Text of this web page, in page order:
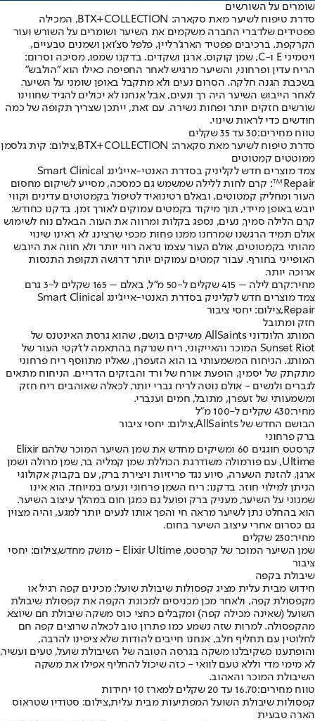
שומרים על השורשים
סדרת טיפוח לשיער מאת סקארה: BTX+COLLECTION, המכילה
פפטידים שלדברי החברה משקמים את השיער ושומרים על השורש ועור
הקרקפת. ברכיבים פפטיד הארג'רליין, פלפל סצ'ואן ושמנים טבעיים,
ויטמיני E ו-C, שמן קוקוס, ארגן ושקדים. בדקנו שמפו, מסיכה וסרום:
הריח עדין ופרחוני, והשיער מרגיש לאחר החפיפה כאילו הוא "הולבש"
בשכבת הגנה חלקה. הסרום נעים ולא מתקבל באופן שומני על השיער.
לאחר הייבוש השיער היה רך ונעים, אבל אנחנו לא יכולים להגיד שחווינו
שורשים חזקים יותר ופחות נשירה. עם זאת, ייתכן שצריך תקופה של כמה
חודשים כדי לראות שינוי.
טווח מחירים:30 עד 35 שקלים
סדרת טיפוח לשיער מאת סקארה: BTX+COLLECTION,צילום: קית גלסמן
ממוטטים קמטוטים
צמד מוצרים חדש לקליניק בסדרת האנטי-אייג'ינג Smart Clinical
Repair™: קרם לחות ללילה שמשמש גם כמסכה, מסייע לשיקום מחסום
העור ומחליק קמטוטים, ובאלם רטינואיד לטיפול בקמטוטים עדינים וקווי
יובש באופן מיידי, תוך מיקוד בקמטים עמוקים לאורך זמן. בדקנו כחודש:
קרם הלילה סמיך, נעים, נספג בקלות ומרווה את העור. הבאלם נוח לשימוש
אולם תמיד הרגשנו שמרחנו ממנו פחות מכפי שרצינו. לא ראינו שינוי
מהותי בקמטוטים, אולם העור עצמו נראה רווי יותר ולא חווה את היובש
האופייני בחורף. עבור קמטים עמוקים יותר דרושה תקופת התנסות
ארוכה יותר.
מחיר:קרם לילה – 415 שקלים ל-50 מ"ל, באלם – 165 שקלים ל-3 גרם
צמד מוצרים חדש לקליניק בסדרת האנטי-אייג'ינג Smart Clinical
Repair,צילום: יחסי ציבור
חזק ומתובל
המותג הלונדוני AllSaints משיקים בושם, שהוא גרסת האינטנס של
Sunset Riot המוכר והאייקוני, ריח שנרקח בהתאמה לז'קטי העור של
המותג. הניחוח המשמעותי בו הוא הזעפרן, שאליו מתווסף ריח פרחוני
מתקתק של יסמין, הופעת אורח של ורד והבזקים הדריים. הניחוח מתאים
לגברים ולנשים - אולם נוטה לריח גברי יותר, לכאלה שאוהבים ריח חזק
ומשמעותי של זעפרן, מתובל, חמים וענברי.
מחיר:430 שקלים ל-100 מ"ל
הבושם החדש של AllSaints,צילום: יחסי ציבור
ברק פרחוני
קרסטס חוגגים 60 ומשיקים מחדש את שמן השיער המוכר שלהם Elixir
Ultime, עם פורמולה משודרגת הכוללת שמן קמליה בר, שמן מרולה ושמן
ארגן, להזנת השערה, סיוע נגד פריזיות ויצירת ברק, עם בקבוק אקולוגי
הניתן למילוי חוזר. בדקנו: ריח השמן פרחוני ונעים במיוחד, הוא אינו
שמנוני על השיער, מעניק ברק ופועל גם כמגן חום במהלך עיצוב השיער.
הוא בהחלט נתן לשיער מראה חי והפך אותו לנעים יותר למגע, והיה מצוין
גם כסרום אחרי עיצוב השיער בחום.
מחיר:230 שקלים
שמן השיער המוכר של קרסטס, Elixir Ultime - מושק מחדש,צילום: יחסי
ציבור
שיבולת בקפה
חידוש מבית עלית מציג קפסולות שיבולת שועל: מכינים קפה רגיל או
מקפסולת קפה, ולאחר מכן מכניסים למכונת הקפה את קפסולת שיבולת
השועל (שאינה מכילה קפה) ומקבלים כחצי כוס משקה שיבולת חם שיוצא
מהקפסולה. למרות שזה נשמע כמו פתרון טוב לכאלה שרוצים קפה חם
לחלוטין עם תחליף חלב, אנחנו חייבים להודות שלא ציפינו להרבה,
והופתענו כשקיבלנו משקה בגרסה הטובה של השיבולת שועל, טעים ועשיר,
לא מימי מדי וללא טעם לוואי - כזה שיכול להחליף אפילו את משקה
השיבולת המוכר והאהוב.
טווח מחירים:16.70 עד 20 שקלים למארז 10 יחידות
קפסולות שיבולת השועל המפתיעות מבית עלית,צילום: סטודיו שטראוס
הארה טבעית